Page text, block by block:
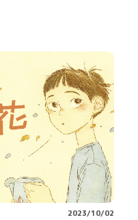
2023/10/02